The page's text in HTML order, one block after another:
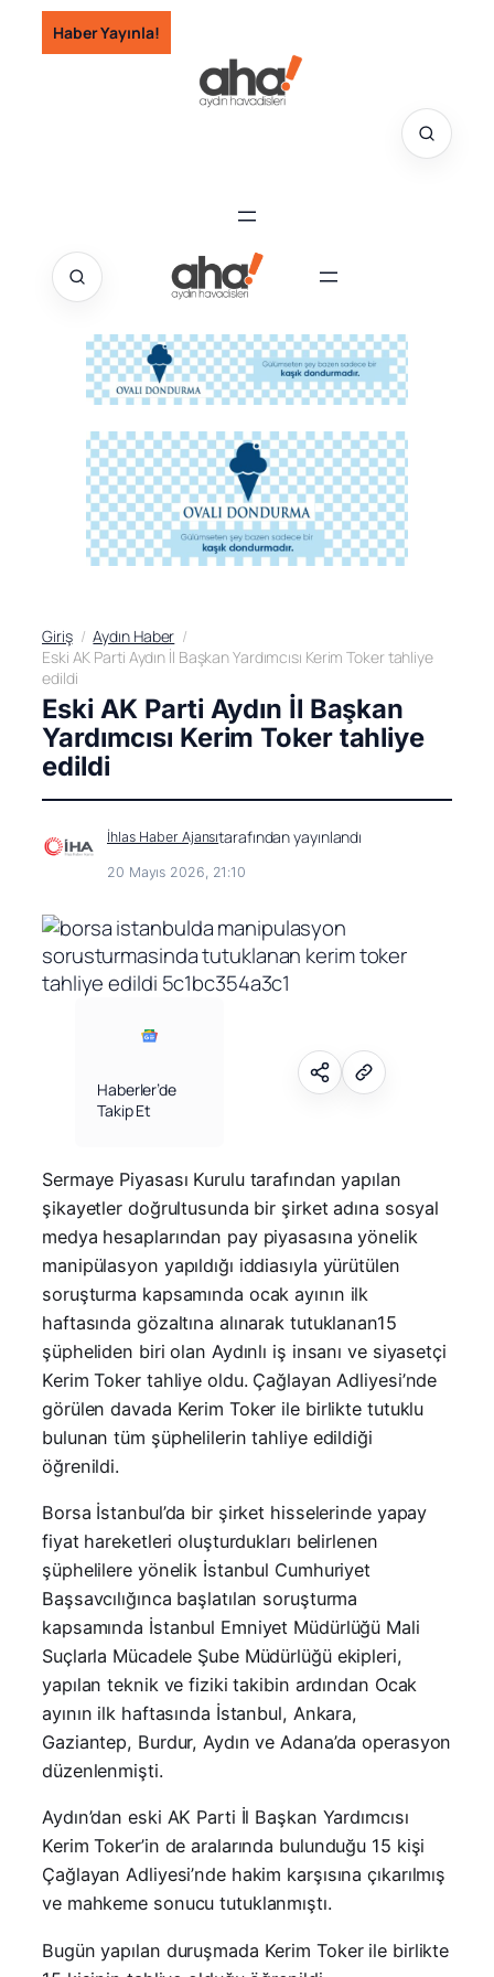
İçeriğe
geç
Haber Yayınla!
Giriş
Aydın Haber
Eski AK Parti Aydın İl Başkan Yardımcısı Kerim Toker tahliye
edildi
Eski AK Parti Aydın İl Başkan
Yardımcısı Kerim Toker tahliye
edildi
İhlas Haber Ajansıtarafından yayınlandı
20 Mayıs 2026, 21:10
Haberler’de
Takip Et
Sermaye Piyasası Kurulu tarafından yapılan
şikayetler doğrultusunda bir şirket adına sosyal
medya hesaplarından pay piyasasına yönelik
manipülasyon yapıldığı iddiasıyla yürütülen
soruşturma kapsamında ocak ayının ilk
haftasında gözaltına alınarak tutuklanan15
şüpheliden biri olan Aydınlı iş insanı ve siyasetçi
Kerim Toker tahliye oldu. Çağlayan Adliyesi’nde
görülen davada Kerim Toker ile birlikte tutuklu
bulunan tüm şüphelilerin tahliye edildiği
öğrenildi.
Borsa İstanbul’da bir şirket hisselerinde yapay
fiyat hareketleri oluşturdukları belirlenen
şüphelilere yönelik İstanbul Cumhuriyet
Başsavcılığınca başlatılan soruşturma
kapsamında İstanbul Emniyet Müdürlüğü Mali
Suçlarla Mücadele Şube Müdürlüğü ekipleri,
yapılan teknik ve fiziki takibin ardından Ocak
ayının ilk haftasında İstanbul, Ankara,
Gaziantep, Burdur, Aydın ve Adana’da operasyon
düzenlenmişti.
Aydın’dan eski AK Parti İl Başkan Yardımcısı
Kerim Toker’in de aralarında bulunduğu 15 kişi
Çağlayan Adliyesi’nde hakim karşısına çıkarılmış
ve mahkeme sonucu tutuklanmıştı.
Bugün yapılan duruşmada Kerim Toker ile birlikte